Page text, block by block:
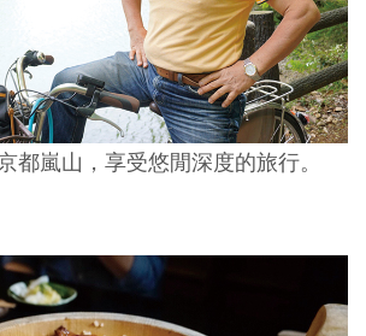
都嵐山，享受悠閒深度的旅行。